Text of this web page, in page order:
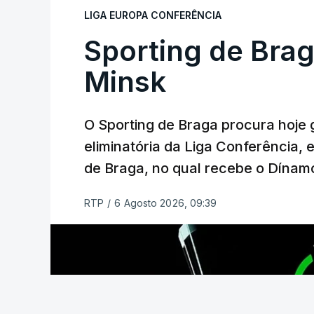
Caso se qualifique, o Benfica vai
Azerbaijão, sendo que, em caso de
da Liga Conferência, encontrando os
Viena.
O jogo no Estádio da Luz tem início às
enquanto a segunda mão está
com entrada direta, graças à conquista
LIGA EUROPA CONFERÊNCIA
Sporting de
Minsk
O Sporting de Braga procura
eliminatória da Liga Conferência,
de Braga, no qual recebe o
RTP / 6 Agosto 2026, 09:39